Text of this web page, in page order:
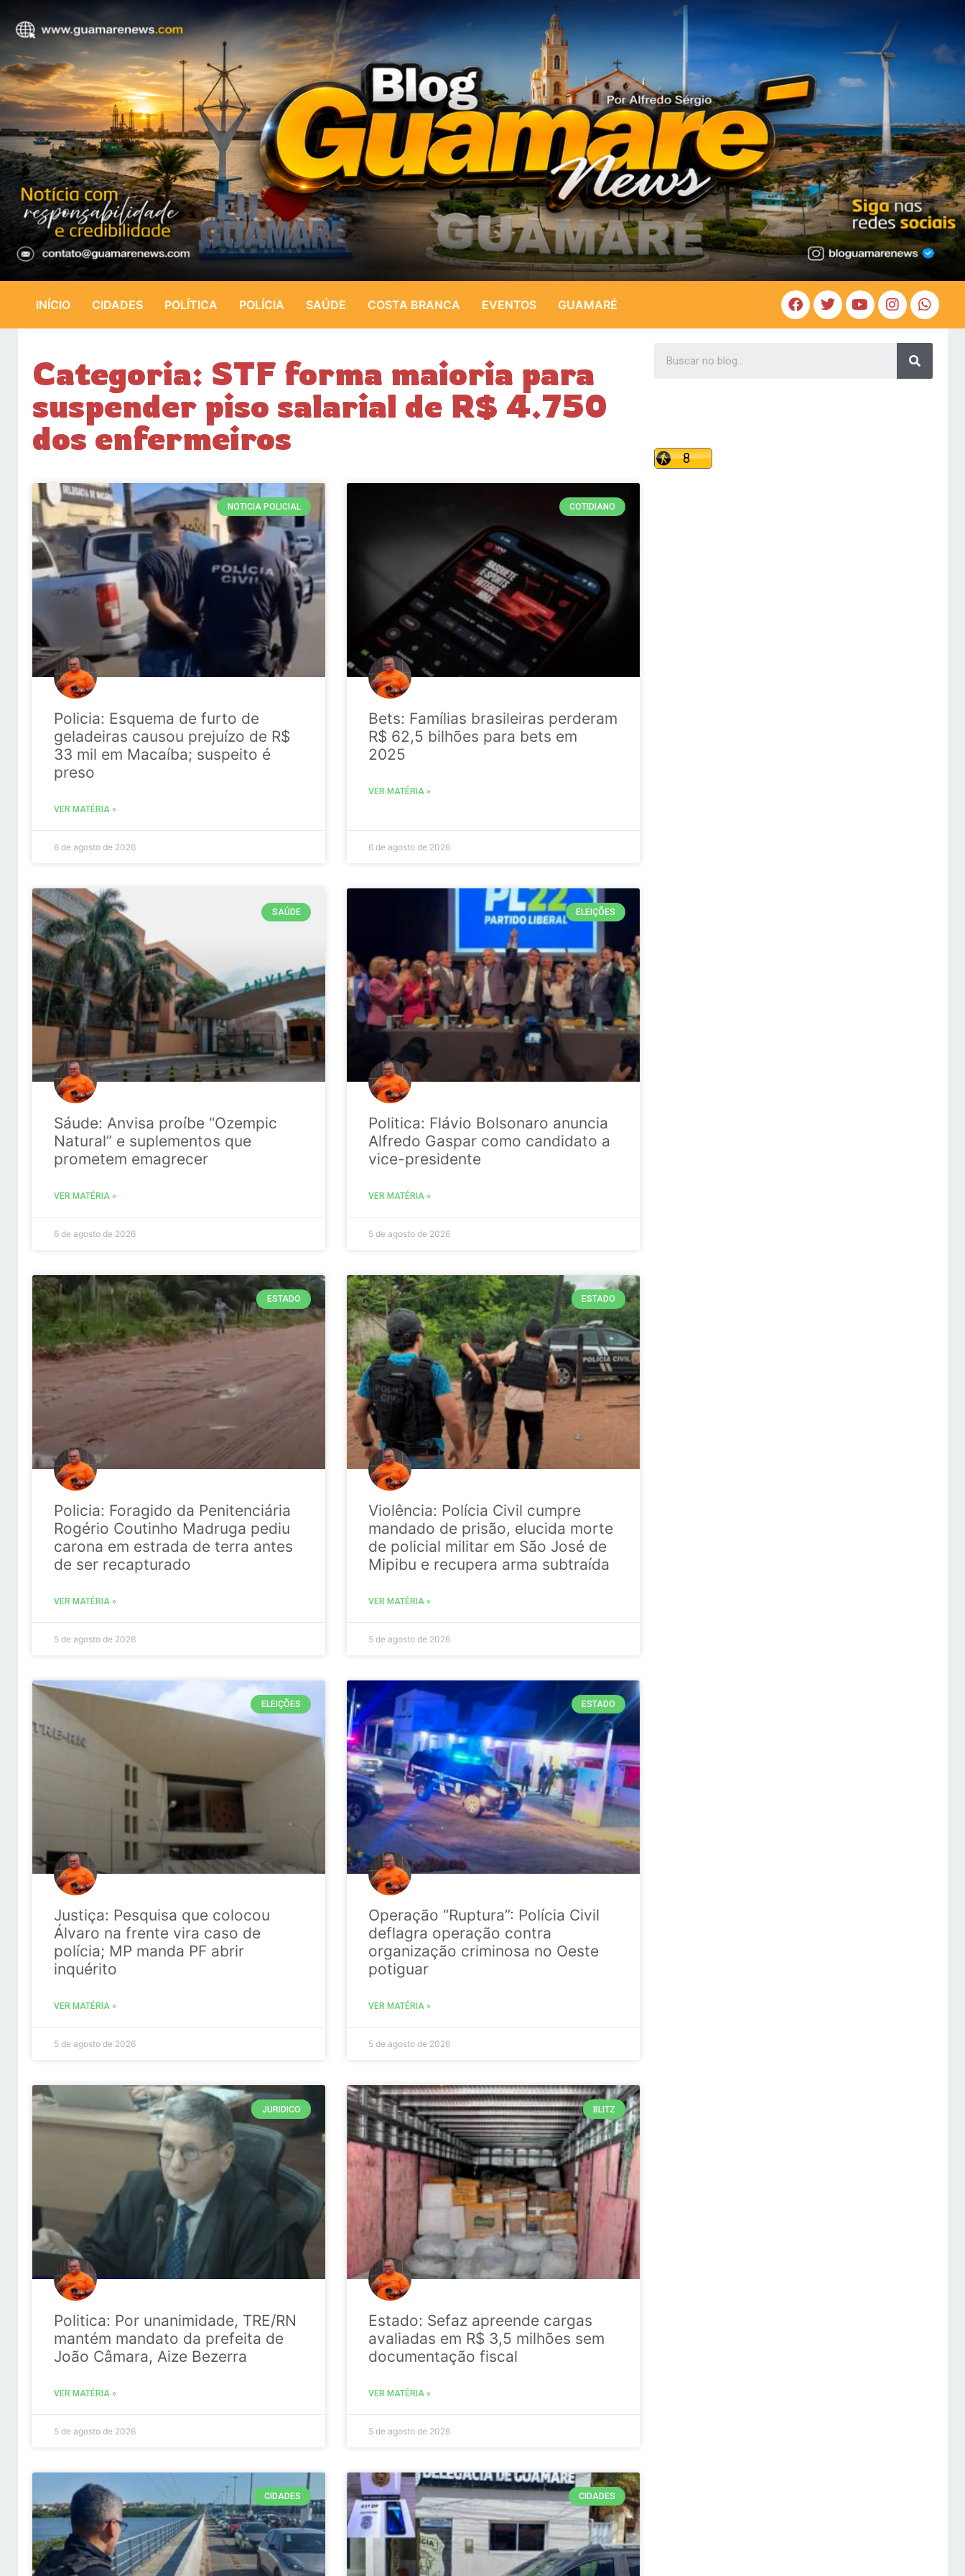
INÍCIO CIDADES POLÍTICA POLÍCIA SAÚDE COSTA BRANCA EVENTOS GUAMARÉ
Categoria: STF forma maioria para
suspender piso salarial de R$ 4.750
dos enfermeiros
NOTICIA POLICIAL
Policia: Esquema de furto de
geladeiras causou prejuízo de R$
33 mil em Macaíba; suspeito é
preso
VER MATÉRIA »
6 de agosto de 2026
COTIDIANO
Bets: Famílias brasileiras perderam
R$ 62,5 bilhões para bets em
2025
VER MATÉRIA »
6 de agosto de 2026
SAÚDE
Sáude: Anvisa proíbe “Ozempic
Natural” e suplementos que
prometem emagrecer
VER MATÉRIA »
6 de agosto de 2026
ELEIÇÕES
Politica: Flávio Bolsonaro anuncia
Alfredo Gaspar como candidato a
vice-presidente
VER MATÉRIA »
5 de agosto de 2026
ESTADO
Policia: Foragido da Penitenciária
Rogério Coutinho Madruga pediu
carona em estrada de terra antes
de ser recapturado
VER MATÉRIA »
5 de agosto de 2026
ESTADO
Violência: Polícia Civil cumpre
mandado de prisão, elucida morte
de policial militar em São José de
Mipibu e recupera arma subtraída
VER MATÉRIA »
5 de agosto de 2026
ELEIÇÕES
Justiça: Pesquisa que colocou
Álvaro na frente vira caso de
polícia; MP manda PF abrir
inquérito
VER MATÉRIA »
5 de agosto de 2026
ESTADO
Operação “Ruptura”: Polícia Civil
deflagra operação contra
organização criminosa no Oeste
potiguar
VER MATÉRIA »
5 de agosto de 2026
JURIDICO
Politica: Por unanimidade, TRE/RN
mantém mandato da prefeita de
João Câmara, Aize Bezerra
VER MATÉRIA »
5 de agosto de 2026
BLITZ
Estado: Sefaz apreende cargas
avaliadas em R$ 3,5 milhões sem
documentação fiscal
VER MATÉRIA »
5 de agosto de 2026
CIDADES CIDADES